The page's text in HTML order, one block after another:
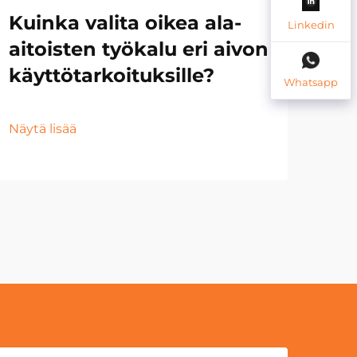
Kuinka valita oikea ala-
aitoisten työkalu eri aivon
käyttötarkoituksille?
Näytä lisää
Linkedin
Whatsapp